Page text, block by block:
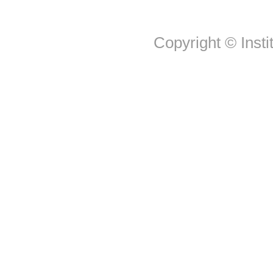
Copyright ©